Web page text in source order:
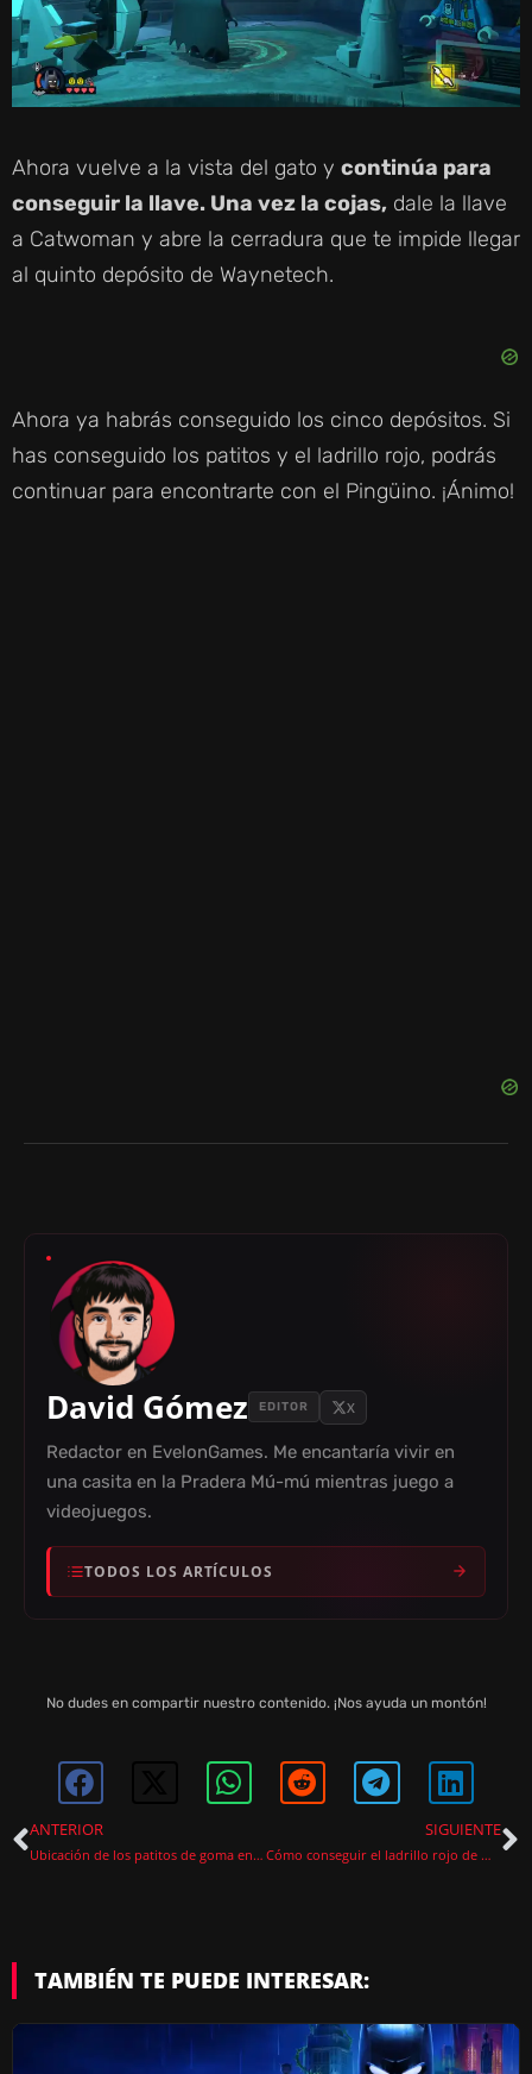
Ahora vuelve a la vista del gato y continúa para
conseguir la llave. Una vez la cojas, dale la llave
a Catwoman y abre la cerradura que te impide llegar
al quinto depósito de Waynetech.
Ahora ya habrás conseguido los cinco depósitos. Si
has conseguido los patitos y el ladrillo rojo, podrás
continuar para encontrarte con el Pingüino. ¡Ánimo!
David Gómez EDITOR X
Redactor en EvelonGames. Me encantaría vivir en
una casita en la Pradera Mú-mú mientras juego a
videojuegos.
TODOS LOS ARTÍCULOS
No dudes en compartir nuestro contenido. ¡Nos ayuda un montón!
ANTERIOR
Ubicación de los patitos de goma en LEGO Batman: El legado del Caballero Oscuro
SIGUIENTE
Cómo conseguir el ladrillo rojo de Mundo Ártico en LEGO Batman: El legado del Caballero Oscuro
TAMBIÉN TE PUEDE INTERESAR: